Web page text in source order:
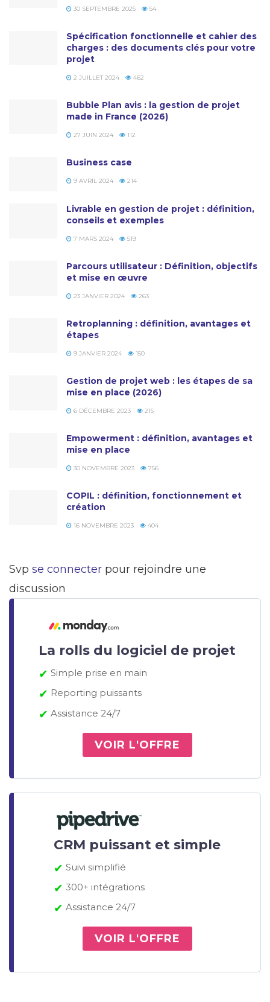
30 SEPTEMBRE 2025 54
Spécification fonctionnelle et cahier des
charges : des documents clés pour votre
projet
2 JUILLET 2024 462
Bubble Plan avis : la gestion de projet
made in France (2026)
27 JUIN 2024 112
Business case
9 AVRIL 2024 214
Livrable en gestion de projet : définition,
conseils et exemples
7 MARS 2024 519
Parcours utilisateur : Définition, objectifs
et mise en œuvre
23 JANVIER 2024 263
Retroplanning : définition, avantages et
étapes
9 JANVIER 2024 150
Gestion de projet web : les étapes de sa
mise en place (2026)
6 DÉCEMBRE 2023 215
Empowerment : définition, avantages et
mise en place
30 NOVEMBRE 2023 756
COPIL : définition, fonctionnement et
création
16 NOVEMBRE 2023 404
Svp se connecter pour rejoindre une
discussion
La rolls du logiciel de projet
✔ Simple prise en main
✔ Reporting puissants
✔ Assistance 24/7
VOIR L'OFFRE
CRM puissant et simple
✔ Suivi simplifié
✔ 300+ intégrations
✔ Assistance 24/7
VOIR L'OFFRE